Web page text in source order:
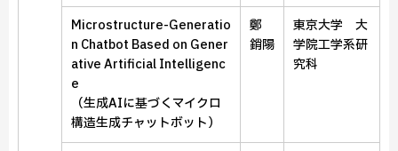
Microstructure-Generatio
n Chatbot Based on Gener
ative Artificial Intelligenc
e
（生成AIに基づくマイクロ
構造生成チャットボット）
鄭
銷陽
東京大学 大
学院工学系研
究科